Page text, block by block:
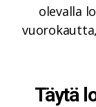
olevalla
Täytä